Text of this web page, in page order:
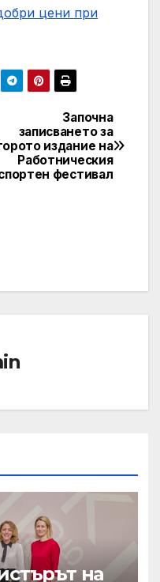
цени при
Започна
записването за
издание на
Работническия
фестивал
на